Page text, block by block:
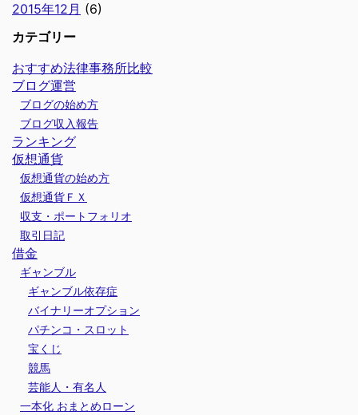
2015年12月 (6)
カテゴリー
おすすめ法律事務所比較
ブログ運営
ブログの始め方
ブログ収入報告
ランキング
仮想通貨
仮想通貨の始め方
仮想通貨ＦＸ
収支・ポートフォリオ
取引日記
借金
ギャンブル
ギャンブル依存症
バイナリーオプション
パチンコ・スロット
宝くじ
競馬
芸能人・有名人
一本化 おまとめローン